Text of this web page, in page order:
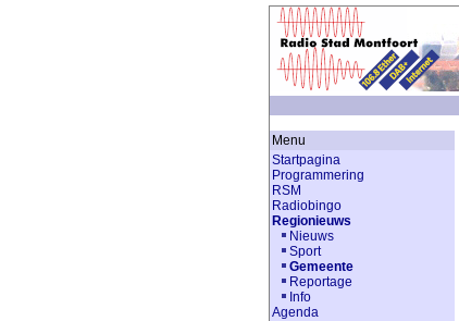
Menu
Startpagina
Programmering
RSM
Radiobingo
Regionieuws
Nieuws
Sport
Gemeente
Reportage
Info
Agenda